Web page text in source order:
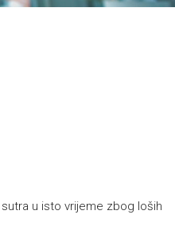
u isto vrijeme zbog loših